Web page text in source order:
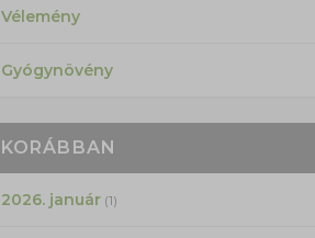
Vélemény
Gyógynövény
KORÁBBAN
2026. január(1)